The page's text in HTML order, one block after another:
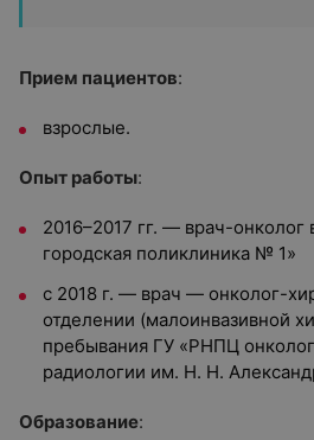
Прием пациентов:
взрослые.
Опыт работы:
2016–2017 гг. — врач-онколог
городская поликлиника № 1»
с 2018 г. — врач — онколог-
отделении (малоинвазивной
пребывания ГУ «РНПЦ
радиологии им. Н. Н.
Образование: